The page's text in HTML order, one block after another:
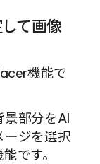
て画像
機能で
景部分をAI
ージを選択
です。